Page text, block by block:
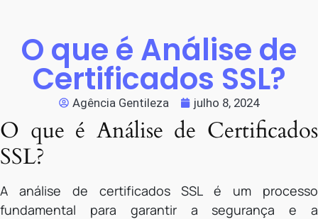
O que é Análise de
Certificados SSL?
Agência Gentileza julho 8, 2024
O que é Análise de Certificados
SSL?
A análise de certificados SSL é um processo
fundamental para garantir a segurança e a